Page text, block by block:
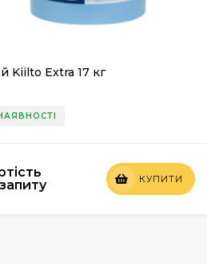
Kiilto Extra 17 кг
КУПИТИ